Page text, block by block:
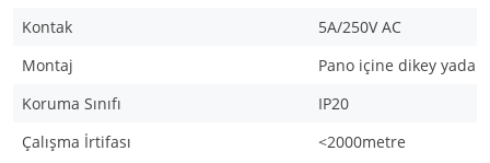
Kontak
5A/250V AC
Montaj
Pano içine dikey yada
Koruma Sınıfı
IP20
Çalışma İrtifası
<2000metre